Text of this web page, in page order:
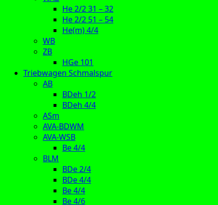
He 2/2 31 – 32
He 2/2 51 – 54
He(m) 4/4
WB
ZB
HGe 101
Triebwagen Schmalspur
AB
BDeh 1/2
BDeh 4/4
ASm
AVA-BDWM
AVA-WSB
Be 4/4
BLM
BDe 2/4
BDe 4/4
Be 4/4
Be 4/6